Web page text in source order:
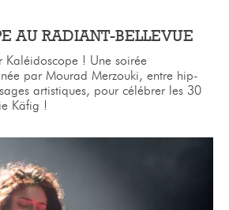
AU RADIANT-BELLEVUE
Kaléidoscope ! Une soirée
par Mourad Merzouki, entre hip-
artistiques, pour célébrer les 30
Käfig !